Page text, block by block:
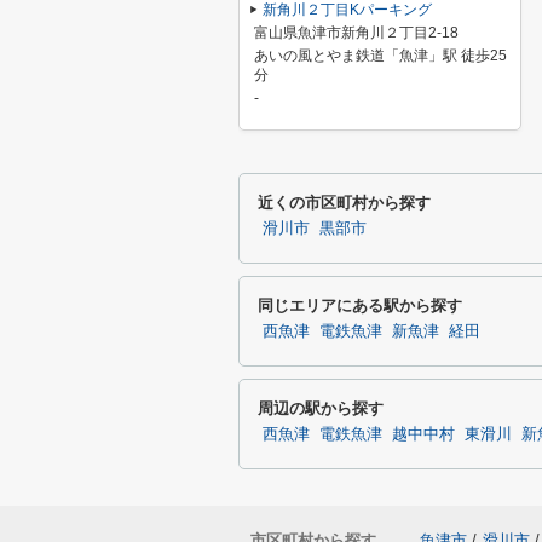
新角川２丁目Kパーキング
富山県魚津市新角川２丁目2-18
あいの風とやま鉄道「魚津」駅 徒歩25
分
-
近くの市区町村から探す
滑川市 黒部市
同じエリアにある駅から探す
西魚津 電鉄魚津 新魚津 経田
周辺の駅から探す
西魚津 電鉄魚津 越中中村 東滑川 新